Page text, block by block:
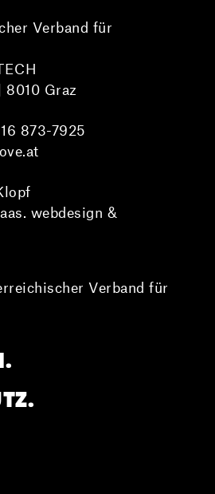
Verband für
8010 Graz
873-7925
webdesign &
Verband für